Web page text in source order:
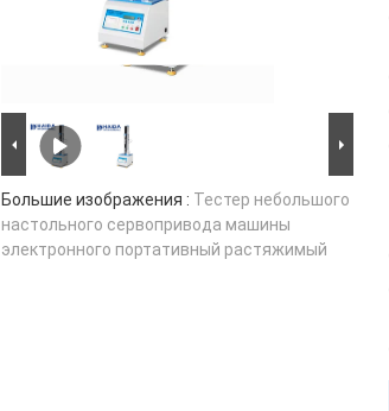
Большие изображения : Тестер небольшого
настольного сервопривода машины
электронного портативный растяжимый